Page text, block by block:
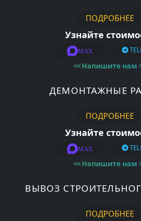
ПОДРОБНЕЕ
Узнайте
MAX
<<Напишите нам
ДЕМОНТАЖНЫЕ
ПОДРОБНЕЕ
Узнайте
MAX
<<Напишите нам
ВЫВОЗ
ПОДРОБНЕЕ